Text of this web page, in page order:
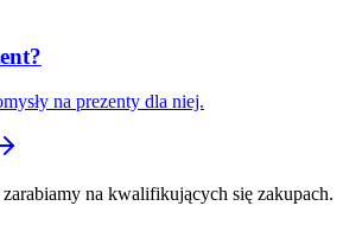
na prezenty dla niej.
na kwalifikujących się zakupach.